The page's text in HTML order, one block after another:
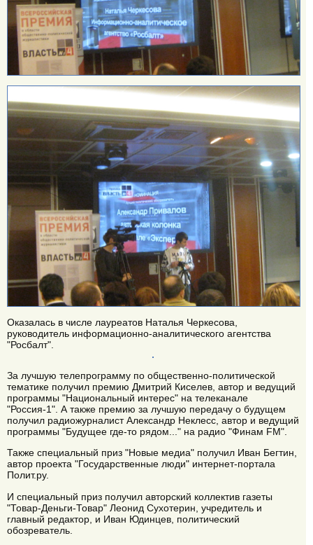
Оказалась в числе лауреатов Наталья Черкесова,
руководитель информационно-аналитического агентства
"Росбалт".
За лучшую телепрограмму по общественно-политической
тематике получил премию Дмитрий Киселев, автор и ведущий
программы "Национальный интерес" на телеканале
"Россия-1". А также премию за лучшую передачу о будущем
получил радиожурналист Александр Неклесс, автор и ведущий
программы "Будущее где-то рядом..." на радио "Финам FM".
Также специальный приз "Новые медиа" получил Иван Бегтин,
автор проекта "Государственные люди" интернет-портала
Полит.ру.
И специальный приз получил авторский коллектив газеты
"Товар-Деньги-Товар" Леонид Сухотерин, учредитель и
главный редактор, и Иван Юдинцев, политический
обозреватель.